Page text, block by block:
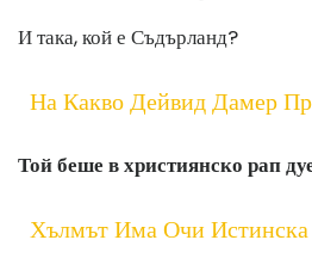
И така, кой е Съдърланд?
На Какво Дейвид Дамер
Той беше в християнско рап
Хълмът Има Очи